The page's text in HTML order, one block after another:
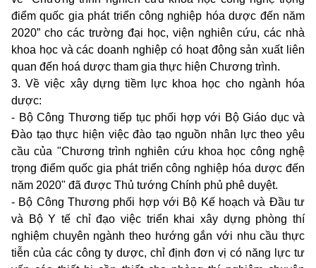
điểm quốc gia phát triển công nghiệp hóa dược đến năm
2020” cho các trường đại học, viện nghiên cứu, các nhà
khoa học và các doanh nghiệp có hoạt động sản xuất liên
quan đến hoá dược tham gia thực hiện Chương trình.
3. Về việc xây dựng tiềm lực khoa học cho ngành hóa
dược:
- Bộ Công Thương tiếp tục phối hợp với Bộ Giáo dục và
Đào tạo thực hiện việc đào tạo nguồn nhân lực theo yêu
cầu của "Chương trình nghiên cứu khoa học công nghệ
trọng điểm quốc gia phát triển công nghiệp hóa dược đến
năm 2020" đã được Thủ tướng Chính phủ phê duyệt.
- Bộ Công Thương phối hợp với Bộ Kế hoạch và Đầu tư
và Bộ Y tế chỉ đạo việc triển khai xây dựng phòng thí
nghiệm chuyên ngành theo hướng gắn với nhu cầu thực
tiễn của các công ty dược, chỉ định đơn vị có năng lực tư